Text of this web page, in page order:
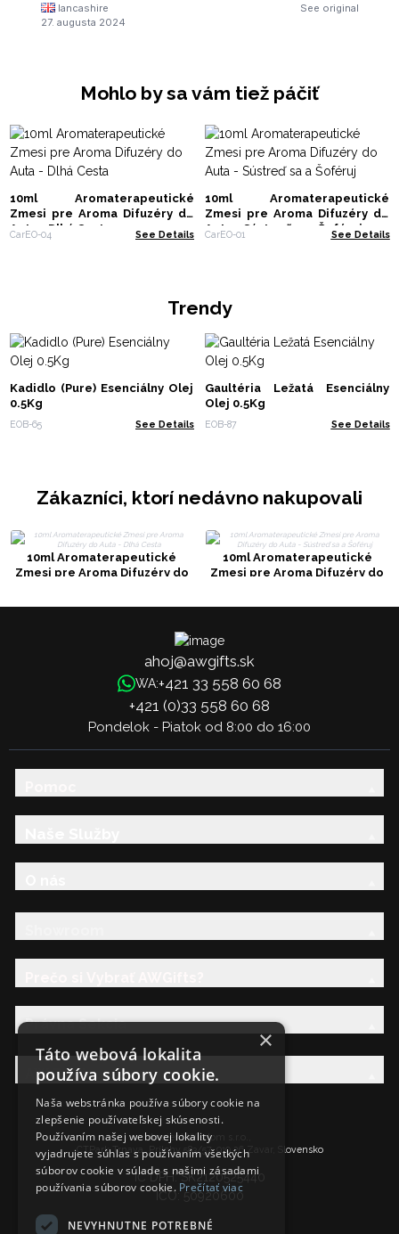
lancashire
See original
27. augusta 2024
Mohlo by sa vám tiež páčiť
10ml Aromaterapeutické
Zmesi pre Aroma Difuzéry do
Auta - Dlhá Cesta
CarEO-04 See Details
10ml Aromaterapeutické
Zmesi pre Aroma Difuzéry do
Auta - Sústreď sa a Šoféruj
CarEO-01 See Details
Trendy
Kadidlo (Pure) Esenciálny Olej
0.5Kg
EOB-65 See Details
Gaultéria Ležatá Esenciálny
Olej 0.5Kg
EOB-87 See Details
Zákazníci, ktorí nedávno nakupovali
10ml Aromaterapeutické
Zmesi pre Aroma Difuzéry do
10ml Aromaterapeutické
Zmesi pre Aroma Difuzéry do
ahoj@awgifts.sk
WA:+421 33 558 60 68
+421 (0)33 558 60 68
Pondelok - Piatok od 8:00 do 16:00
Právna Sekcia
AW Rodina
Ancient Wisdom s.r.o.,
CTPark Trnava, Prílohy 583/57, 919 26 Zavar, Slovensko
IČ DPH: SK2120525440
IČO: 50920600
×
Táto webová lokalita
používa súbory cookie.
Naša webstránka používa súbory cookie na
zlepšenie používateľskej skúsenosti.
Používaním našej webovej lokality
vyjadrujete súhlas s používaním všetkých
súborov cookie v súlade s našimi zásadami
používania súborov cookie. Prečítať viac
NEVYHNUTNE POTREBNÉ